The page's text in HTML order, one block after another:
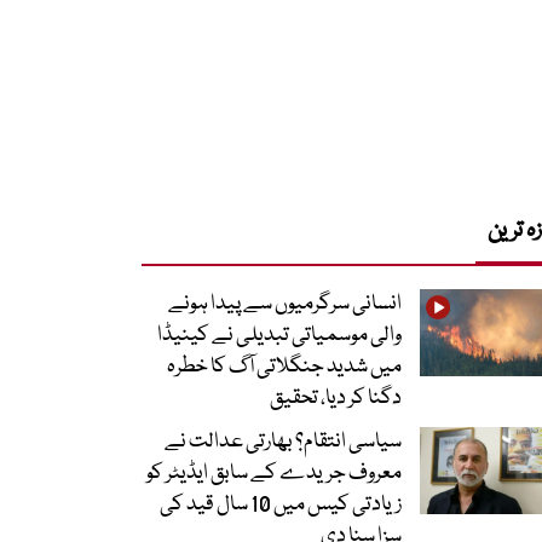
ترین
انسانی سرگرمیوں سے پیدا ہونے
والی موسمیاتی تبدیلی نے کینیڈا
میں شدید جنگلاتی آگ کا خطرہ
دگنا کر دیا، تحقیق
سیاسی انتقام؟ بھارتی عدالت نے
معروف جریدے کے سابق ایڈیٹر کو
زیادتی کیس میں 10 سال قید کی